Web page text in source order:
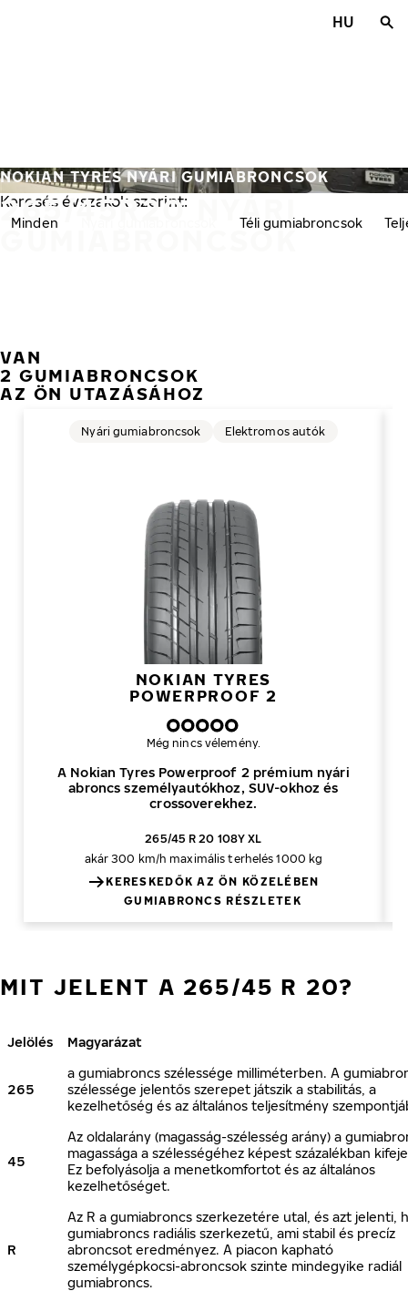
HU
265/45R20 NYÁRI
GUMIABRONCSOK
NOKIAN TYRES NYÁRI GUMIABRONCSOK
Keresés évszakok szerint:
Minden Téli gumiabroncsok
VAN
2 GUMIABRONCSOK
AZ ÖN UTAZÁSÁHOZ
NOKIAN TYRES
POWERPROOF 2
A Nokian Tyres Powerproof 2 prémium nyári
abroncs személyautókhoz, SUV-okhoz és
crossoverekhez.
Nyári gumiabroncsok Elektromos autók
Még nincs vélemény.
265/45 R 20 108Y XL
akár 300 km/h maximális terhelés 1000 kg
KERESKEDŐK AZ ÖN KÖZELÉBEN
GUMIABRONCS RÉSZLETEK
MIT JELENT A 265/45 R 20?
Jelölés Magyarázat
265
a gumiabroncs szélessége milliméterben. A
szélessége jelentős szerepet játszik a stabilitás, a
kezelhetőség és az általános teljesítmény
45
Az oldalarány (magasság-szélesség arány) a
magassága a szélességéhez képest százalékban
Ez befolyásolja a menetkomfortot és az általános
kezelhetőséget.
R
Az R a gumiabroncs szerkezetére utal, és azt jelenti,
gumiabroncs radiális szerkezetű, ami stabil és precíz
abroncsot eredményez. A piacon kapható
személygépkocsi-abroncsok szinte mindegyike radiál
gumiabroncs.